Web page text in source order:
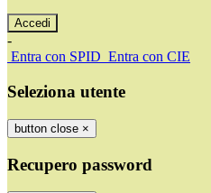
-
Entra con SPID Entra con CIE
Seleziona utente
button close ×
Recupero password